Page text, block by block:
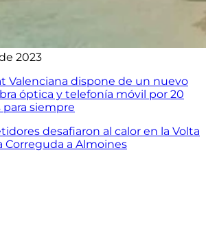
2023
Valenciana dispone de un nuevo
óptica y telefonía móvil por 20
para siempre
desafiaron al calor en la Volta
Correguda a Almoines